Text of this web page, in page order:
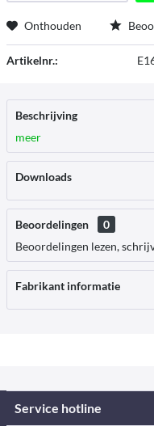
Onthouden
Artikelnr.:
Beschrijving
meer
Downloads
Beoordelingen
0
Beoordelingen lezen,
Fabrikant informatie
Service hotline